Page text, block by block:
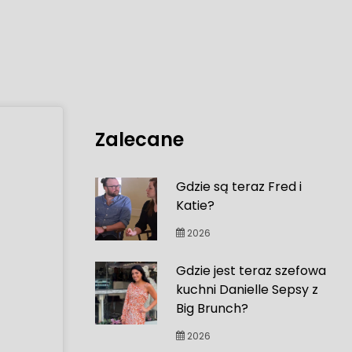
Zalecane
Gdzie są teraz Fred i
Katie?
2026
Gdzie jest teraz szefowa
kuchni Danielle Sepsy z
Big Brunch?
2026